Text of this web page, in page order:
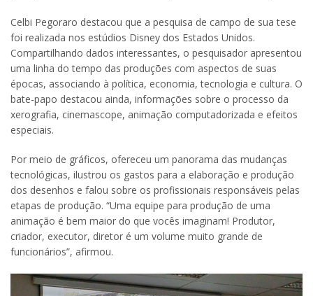
Celbi Pegoraro destacou que a pesquisa de campo de sua tese
foi realizada nos estúdios Disney dos Estados Unidos.
Compartilhando dados interessantes, o pesquisador apresentou
uma linha do tempo das produções com aspectos de suas
épocas, associando à política, economia, tecnologia e cultura. O
bate-papo destacou ainda, informações sobre o processo da
xerografia, cinemascope, animação computadorizada e efeitos
especiais.
Por meio de gráficos, ofereceu um panorama das mudanças
tecnológicas, ilustrou os gastos para a elaboração e produção
dos desenhos e falou sobre os profissionais responsáveis pelas
etapas de produção. “Uma equipe para produção de uma
animação é bem maior do que vocês imaginam! Produtor,
criador, executor, diretor é um volume muito grande de
funcionários”, afirmou.